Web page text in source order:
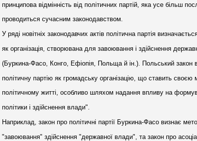
принципова відмінність від політичних партій, яка усе більш
проводиться сучасним законодавством.
У ряді новітніх законодавчих актів політична партія
як організація, створювана для завоювання і здійснення
(Буркина-Фасо, Конго, Ефіопія, Польща й ін.). Польський закон
політичну партію як громадську організацію, що ставить
політичному житті, особливо шляхом надання впливу на
політики і здійснення влади".
Наприклад, закон про політичні партії Буркина-Фасо визнає
"завоювання" здійснення "державної влади", та закон про